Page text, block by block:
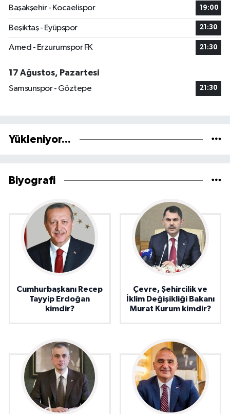
Başakşehir - Kocaelispor
19:00
Beşiktaş - Eyüpspor 21:30
Amed - Erzurumspor FK 21:30
17 Ağustos, Pazartesi
Samsunspor - Göztepe
21:30
Yükleniyor...
Biyografi
Cumhurbaşkanı Recep
Tayyip Erdoğan
kimdir?
Çevre, Şehircilik ve
İklim Değişikliği Bakanı
Murat Kurum kimdir?